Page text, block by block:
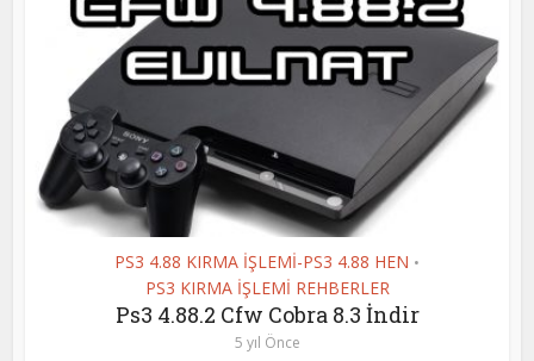
PS3 4.88 KIRMA İŞLEMİ-PS3 4.88 HEN •
PS3 KIRMA İŞLEMİ REHBERLER
Ps3 4.88.2 Cfw Cobra 8.3 İndir
5 yıl Önce